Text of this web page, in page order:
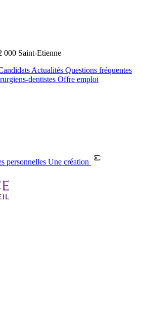
000 Saint-Etienne
Actualités Questions fréquentes
dentistes Offre emploi
personnelles Une création